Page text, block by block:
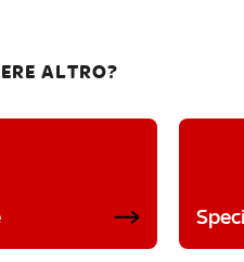
ALTRO?